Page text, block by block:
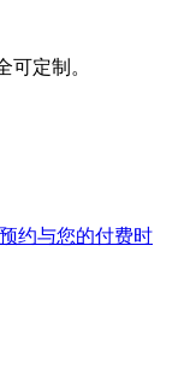
定制。
约与您的付费时